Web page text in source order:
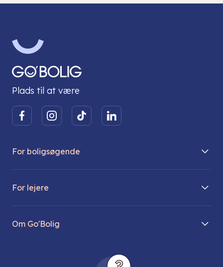
Plads til at være
For boligsøgende
Søg lejebolig
For lejere
Lej en parkeringsplads
Om Go'Bolig